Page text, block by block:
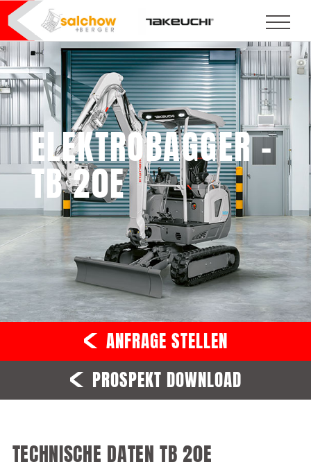
ELEKTROBAGGER –
TB 20E
ANFRAGE STELLEN
PROSPEKT DOWNLOAD
TECHNISCHE DATEN TB 20E